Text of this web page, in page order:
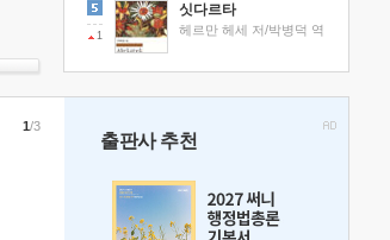
1
싯다르타
헤르만 헤세 저/박병덕 역
1/3
출판사 추천